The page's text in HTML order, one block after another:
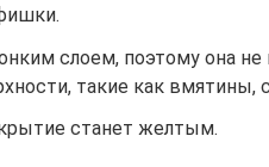
слоем, поэтому она
такие как вмятины,
станет желтым.